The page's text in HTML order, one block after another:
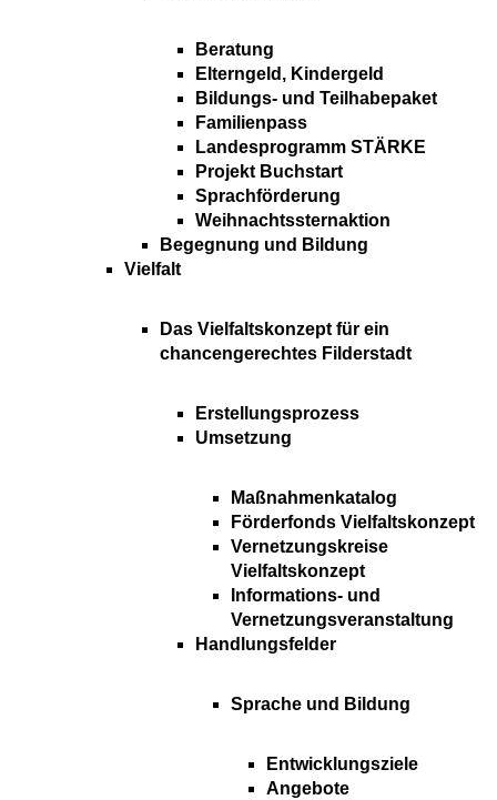
Beratung
Elterngeld, Kindergeld
Bildungs- und Teilhabepaket
Familienpass
Landesprogramm STÄRKE
Projekt Buchstart
Sprachförderung
Weihnachtssternaktion
Begegnung und Bildung
Vielfalt
Das Vielfaltskonzept für ein
chancengerechtes Filderstadt
Erstellungsprozess
Umsetzung
Maßnahmenkatalog
Förderfonds Vielfaltskonzept
Vernetzungskreise
Vielfaltskonzept
Informations- und
Vernetzungsveranstaltung
Handlungsfelder
Sprache und Bildung
Entwicklungsziele
Angebote